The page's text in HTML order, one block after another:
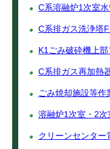
C系溶融炉1次室
C系排ガス洗浄塔
K1ごみ破砕機上
C系排ガス再加熱
ごみ焼却施設等作
溶融炉1次室・2次
クリーンセンター